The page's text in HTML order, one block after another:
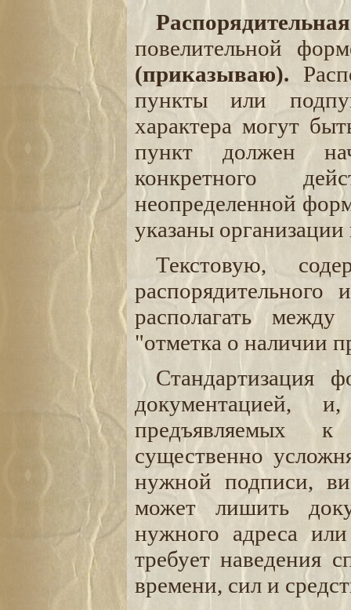
повелительной
(приказываю).
пункты или
характера могут
пункт должен
конкретного
неопределенной
указаны
Текстовую,
распорядительного
располагать
"отметка о наличии
Стандартизация
документацией,
предъявляемых
существенно
нужной подписи,
может лишить
нужного адреса
требует наведения
времени, сил и